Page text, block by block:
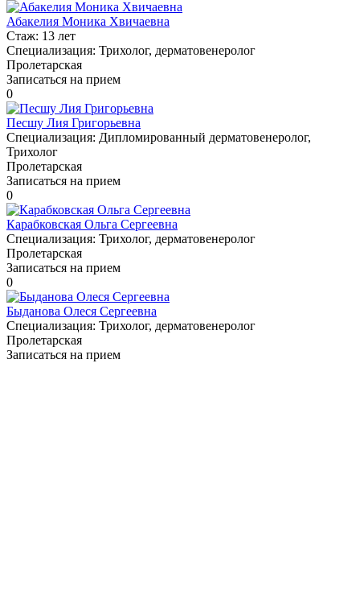
Абакелия Моника Хвичаевна
Стаж: 13 лет
Специализация: Трихолог, дерматовенеролог
Пролетарская
Записаться на прием
0
Песшу Лия Григорьевна
Специализация: Дипломированный дерматовенеролог,
Трихолог
Пролетарская
Записаться на прием
0
Карабковская Ольга Сергеевна
Специализация: Трихолог, дерматовенеролог
Пролетарская
Записаться на прием
0
Быданова Олеся Сергеевна
Специализация: Трихолог, дерматовенеролог
Пролетарская
Записаться на прием